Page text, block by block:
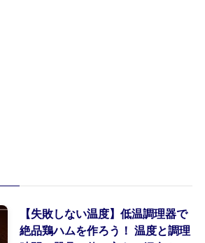
【失敗しない温度】低温調理器で
絶品鶏ハムを作ろう！ 温度と調理